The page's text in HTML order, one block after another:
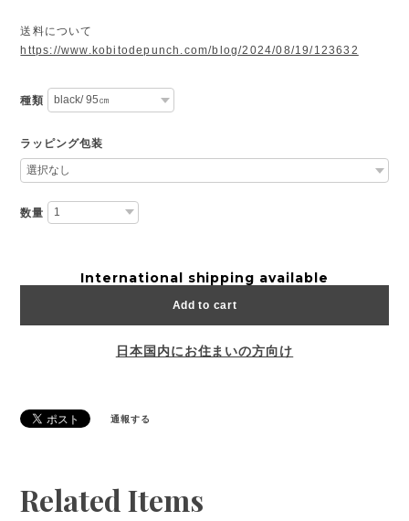
送料について
https://www.kobitodepunch.com/blog/2024/08/19/123632
種類
ラッピング包装
数量
International shipping available
Add to cart
日本国内にお住まいの方向け
通報する
Related Items